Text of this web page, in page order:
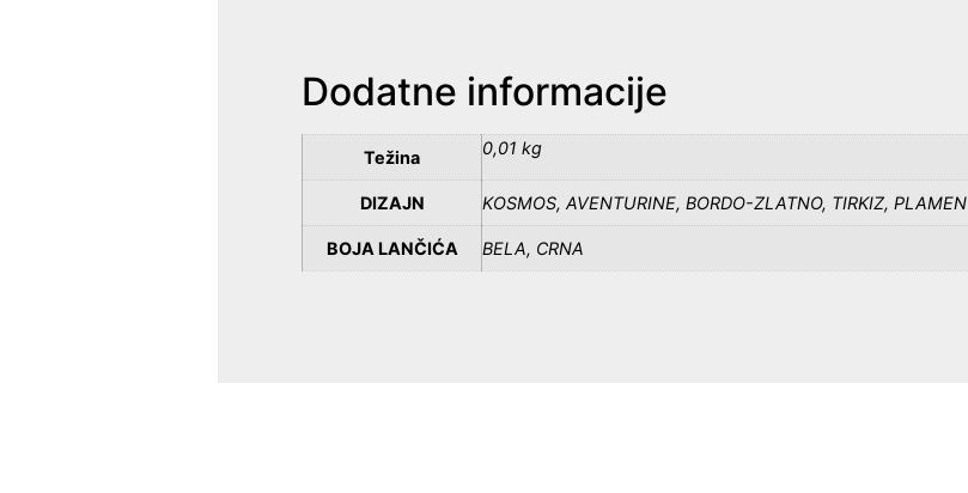
Dodatne informacije
Težina 0,01 kg
DIZAJN KOSMOS, AVENTURINE, BORDO-ZLATNO, TIRKIZ, PLAMEN
BOJA LANČIĆA BELA, CRNA